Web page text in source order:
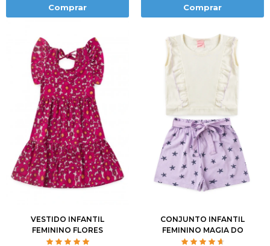
Comprar Comprar
2 3 4 6 8
VESTIDO INFANTIL
FEMININO FLORES
DELICADAS
2 3 4 6 8
CONJUNTO INFANTIL
FEMININO MAGIA DO
OCEANO